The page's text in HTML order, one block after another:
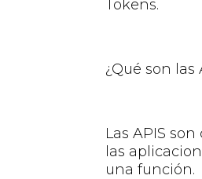
Tokens.
¿Quéson las
Las APISson
las
una función.